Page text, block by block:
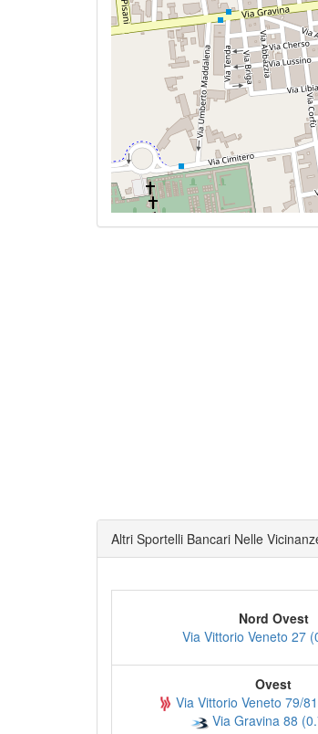
Altri Sportelli Bancari Nelle
Nord Ovest
Via Vittorio Veneto 27
Ovest
Via Vittorio Veneto 79/
Via Gravina 88